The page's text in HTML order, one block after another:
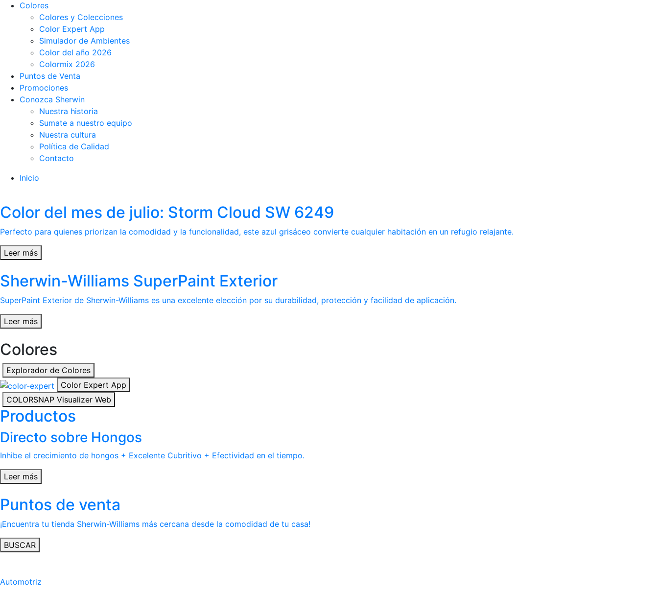
Colores
Colores y Colecciones
Color Expert App
Simulador de Ambientes
Color del año 2026
Colormix 2026
Puntos de Venta
Promociones
Conozca Sherwin
Nuestra historia
Sumate a nuestro equipo
Nuestra cultura
Política de Calidad
Contacto
Inicio
Color del mes de julio: Storm Cloud SW 6249
Perfecto para quienes priorizan la comodidad y la funcionalidad, este azul grisáceo convierte cualquier habitación en un refugio relajante.
Leer más
Sherwin-Williams SuperPaint Exterior
SuperPaint Exterior de Sherwin-Williams es una excelente elección por su durabilidad, protección y facilidad de aplicación.
Leer más
Colores
Explorador de Colores
Color Expert App
COLORSNAP Visualizer Web
Productos
Directo sobre Hongos
Inhibe el crecimiento de hongos + Excelente Cubritivo + Efectividad en el tiempo.
Leer más
Puntos de venta
¡Encuentra tu tienda Sherwin-Williams más cercana desde la comodidad de tu casa!
BUSCAR
Automotriz